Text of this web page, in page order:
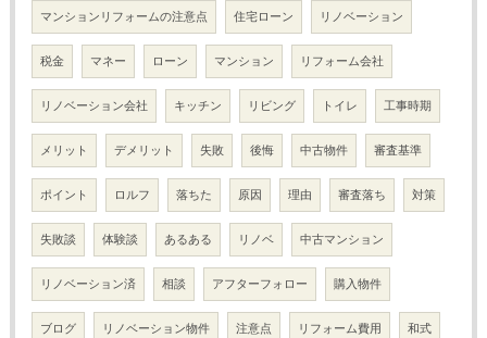
マンションリフォームの注意点 住宅ローン リノベーション
税金 マネー ローン マンション リフォーム会社
リノベーション会社 キッチン リビング トイレ 工事時期
メリット デメリット 失敗 後悔 中古物件 審査基準
ポイント ロルフ 落ちた 原因 理由 審査落ち 対策
失敗談 体験談 あるある リノベ 中古マンション
リノベーション済 相談 アフターフォロー 購入物件
ブログ リノベーション物件 注意点 リフォーム費用 和式